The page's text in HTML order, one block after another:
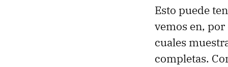
Esto puede
vemos en,
cuales
completas.